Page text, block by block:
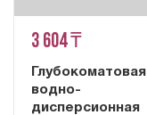
3 604 ₸
Глубокоматовая
водно-
дисперсионная